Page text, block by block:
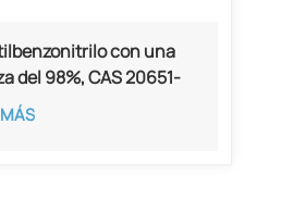
con una
del 98%, CAS 20651-